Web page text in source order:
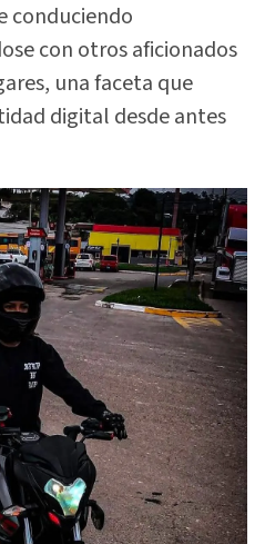
conduciendo
con otros aficionados
una faceta que
digital desde antes